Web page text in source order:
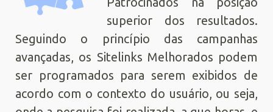
superior dos resultados.
Seguindo o princípio das campanhas
avançadas, os Sitelinks Melhorados podem
ser programados para serem exibidos de
acordo com o contexto do usuário, ou seja,